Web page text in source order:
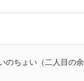
のちょい（二人目の余